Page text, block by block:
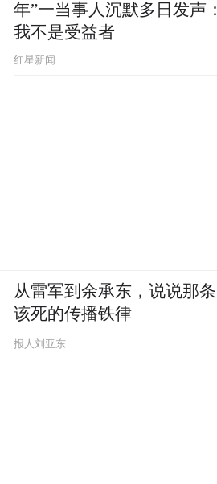
年”一当事人沉默多日发声：
我不是受益者
红星新闻
从雷军到余承东，说说那条
该死的传播铁律
报人刘亚东